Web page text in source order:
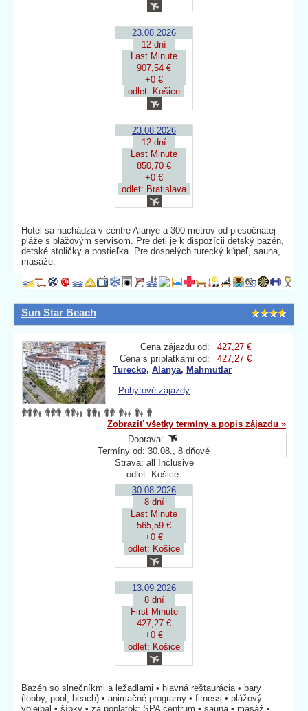
23.08.2026
12 dní
Last Minute
907,54 €
+0 €
odlet: Košice
23.08.2026
12 dní
Last Minute
850,70 €
+0 €
odlet: Bratislava
Hotel sa nachádza v centre Alanye a 300 metrov od piesočnatej
pláže s plážovým servisom. Pre deti je k dispozícii detský bazén,
detské stoličky a postieľka. Pre dospelých turecký kúpeľ, sauna,
masáže.
Sun Star Beach
Cena zájazdu od:
427,27 €
Cena s príplatkami od:
427,27 €
Turecko, Alanya, Mahmutlar
- Pobytové zájazdy
Zobraziť všetky termíny a popis zájazdu »
Doprava:
Termíny od: 30.08., 8 dňové
Strava: all Inclusive
odlet: Košice
30.08.2026
8 dní
Last Minute
565,59 €
+0 €
odlet: Košice
13.09.2026
8 dní
First Minute
427,27 €
+0 €
odlet: Košice
Bazén so slnečníkmi a ležadlami • hlavná reštaurácia • bary
(lobby, pool, beach) • animačné programy • fitness • plážový
volejbal • šípky • za poplatok: SPA centrum • sauna • masáž •